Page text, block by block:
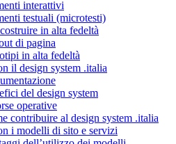
interattivi
testuali (microtesti)
in alta fedeltà
di pagina
in alta fedeltà
il design system .italia
del design system
operative
contribuire al design system .italia
i modelli di sito e servizi